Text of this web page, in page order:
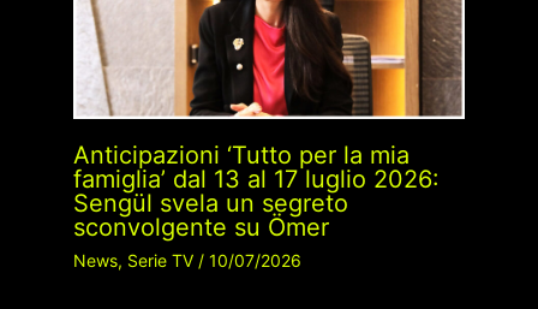
Anticipazioni ‘Tutto per la mia
famiglia’ dal 13 al 17 luglio 2026:
Sengül svela un segreto
sconvolgente su Ömer
News, Serie TV/ 10/07/2026